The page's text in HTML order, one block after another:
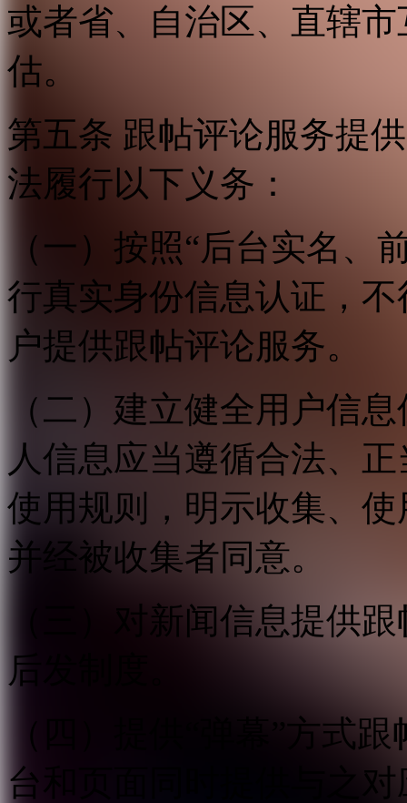
或者省、自治区、直辖
估。
第五条 跟帖评论服务提
法履行以下义务：
（一）按照“后台实名、
行真实身份信息认证，
户提供跟帖评论服务。
（二）建立健全用户信
人信息应当遵循合法、
使用规则，明示收集、
并经被收集者同意。
（三）对新闻信息提供
后发制度。
（四）提供“弹幕”方式
台和页面同时提供与之